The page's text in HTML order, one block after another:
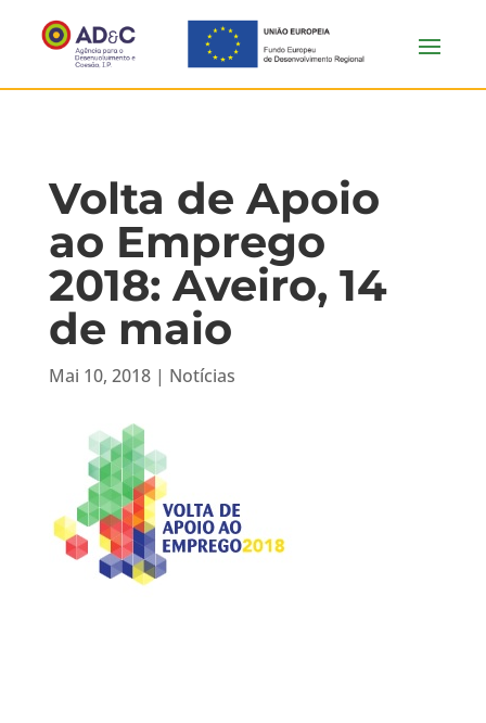
Volta de Apoio
ao Emprego
2018: Aveiro, 14
de maio
Mai 10, 2018| Notícias